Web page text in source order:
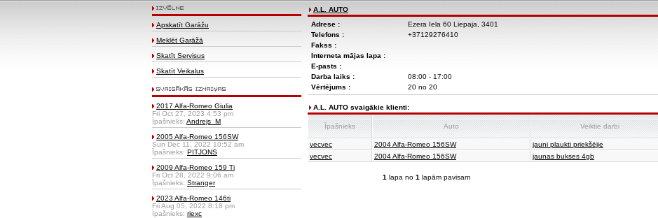
Apskatīt Garāžu
Meklēt Garāžā
Skatīt Servisus
Skatīt Veikalus
2017 Alfa-Romeo Giulia
Fri Oct 27, 2023 4:53 pm
Īpašnieks: Andrejs_M
2005 Alfa-Romeo 156SW
Sun Dec 11, 2022 10:52 am
Īpašnieks: PITJONS
2009 Alfa-Romeo 159 Ti
Fri Oct 28, 2022 9:06 am
Īpašnieks: Stranger
2023 Alfa-Romeo 146ti
Fri Aug 05, 2022 8:18 pm
Īpašnieks: riexc
A.L. AUTO
Adrese :
Ezera Iela 60 Liepaja, 3401
Telefons :
+37129276410
Fakss :
Interneta mājas lapa :
E-pasts :
Darba laiks :
08:00 - 17:00
Vērtējums :
20 no 20
A.L. AUTO svaigākie klienti:
Īpašnieks Auto Veiktie darbi
vecvec 2004 Alfa-Romeo 156SW jauni plaukti priekšējie
vecvec
2004 Alfa-Romeo 156SW jaunas bukses 4gb
1 lapa no 1 lapām pavisam